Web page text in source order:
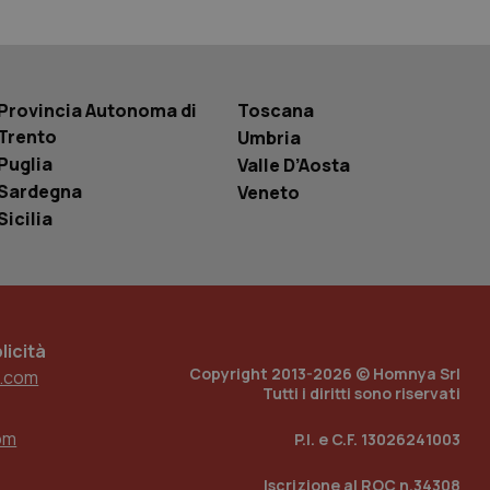
Autonoma di
Toscana
Umbria
Valle D’Aosta
Veneto
Copyright 2013-2026 © Homnya Srl
Tutti i diritti sono riservati
P.I. e C.F. 13026241003
Iscrizione al ROC n.34308
traccia
del sito web sta
di
tenere traccia
con identity